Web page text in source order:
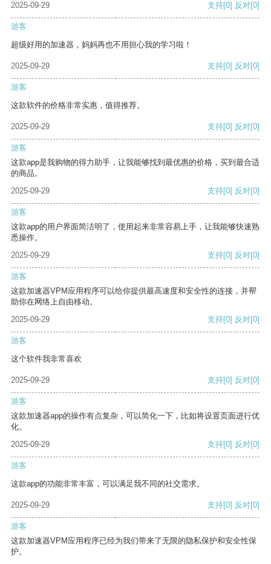
2025-09-29 支持[0] 反对[0]
游客
超级好用的加速器，妈妈再也不用担心我的学习啦！
2025-09-29 支持[0] 反对[0]
游客
这款软件的价格非常实惠，值得推荐。
2025-09-29 支持[0] 反对[0]
游客
这款app是我购物的得力助手，让我能够找到最优惠的价格，买到最合适
的商品。
2025-09-29
支持[0] 反对[0]
游客
这款app的用户界面简洁明了，使用起来非常容易上手，让我能够快速熟
悉操作。
2025-09-29
支持[0] 反对[0]
游客
这款加速器VPM应用程序可以给你提供最高速度和安全性的连接，并帮
助你在网络上自由移动。
2025-09-29
支持[0] 反对[0]
游客
这个软件我非常喜欢
2025-09-29 支持[0] 反对[0]
游客
这款加速器app的操作有点复杂，可以简化一下，比如将设置页面进行优
化。
2025-09-29
支持[0] 反对[0]
游客
这款app的功能非常丰富，可以满足我不同的社交需求。
2025-09-29 支持[0] 反对[0]
游客
这款加速器VPM应用程序已经为我们带来了无限的隐私保护和安全性保
护。